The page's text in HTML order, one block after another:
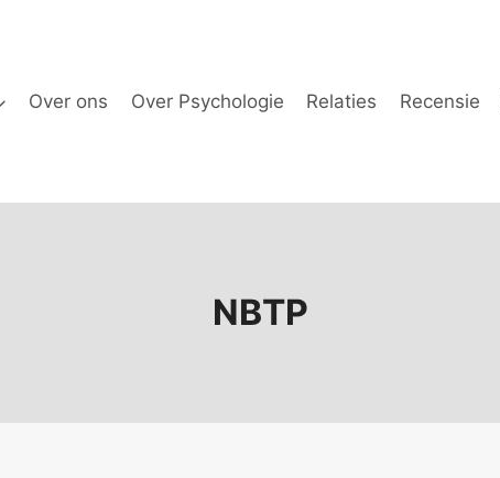
Over ons Over Psychologie Relaties Recensie
NBTP